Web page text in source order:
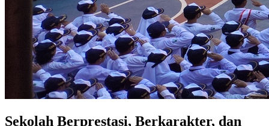
Sekolah Berprestasi, Berkarakter, dan